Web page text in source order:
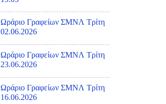
Ωράριο Γραφείων ΣΜΝΛ Τρίτη
02.06.2026
Ωράριο Γραφείων ΣΜΝΛ Τρίτη
23.06.2026
Ωράριο Γραφείων ΣΜΝΛ Τρίτη
16.06.2026